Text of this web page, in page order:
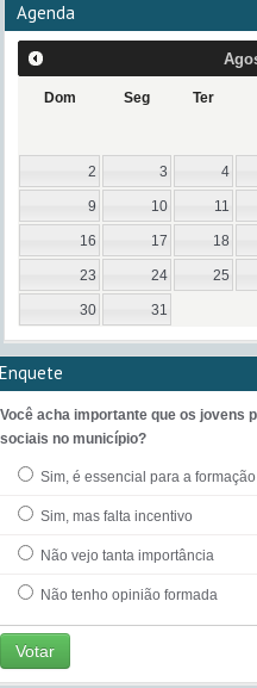
Agenda
Dom Seg Ter
2 3 4
9 10 11
16 17 18
23 24 25
30 31
Enquete
Você acha importante que os jovens
sociais no município?
Sim, é essencial para a
Sim, mas falta incentivo
Não vejo tanta importância
Não tenho opinião formada
Votar